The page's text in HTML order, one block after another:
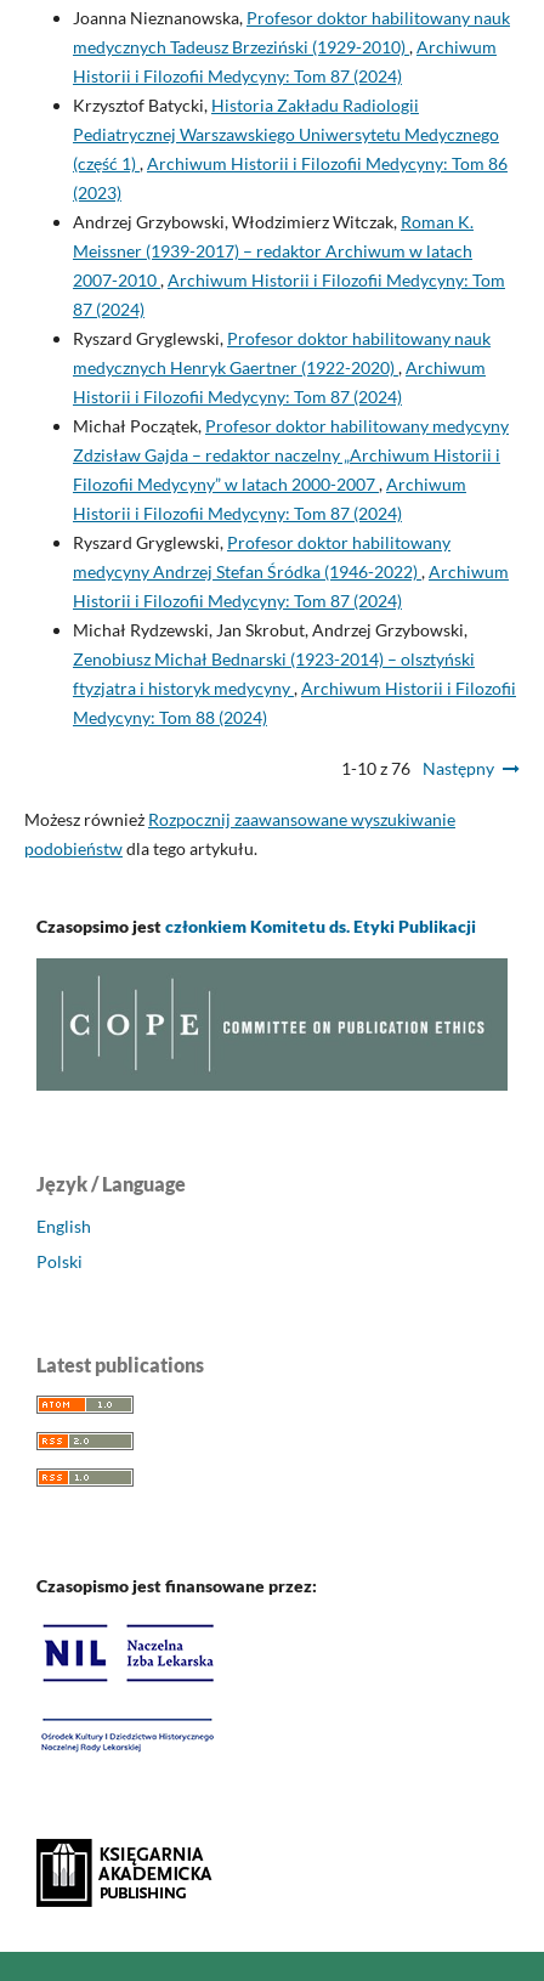
Joanna Nieznanowska, Profesor doktor habilitowany nauk
medycznych Tadeusz Brzeziński (1929-2010),Archiwum
Historii i Filozofii Medycyny: Tom 87 (2024)
Krzysztof Batycki, Historia Zakładu Radiologii
Pediatrycznej Warszawskiego Uniwersytetu Medycznego
(część 1),Archiwum Historii i Filozofii Medycyny: Tom 86
(2023)
Andrzej Grzybowski, Włodzimierz Witczak, Roman K.
Meissner (1939-2017) – redaktor Archiwum w latach
2007-2010,Archiwum Historii i Filozofii Medycyny: Tom
87 (2024)
Ryszard Gryglewski, Profesor doktor habilitowany nauk
medycznych Henryk Gaertner (1922-2020),Archiwum
Historii i Filozofii Medycyny: Tom 87 (2024)
Michał Początek, Profesor doktor habilitowany medycyny
Zdzisław Gajda – redaktor naczelny „Archiwum Historii i
Filozofii Medycyny” w latach 2000-2007,Archiwum
Historii i Filozofii Medycyny: Tom 87 (2024)
Ryszard Gryglewski, Profesor doktor habilitowany
medycyny Andrzej Stefan Śródka (1946-2022),Archiwum
Historii i Filozofii Medycyny: Tom 87 (2024)
Michał Rydzewski, Jan Skrobut, Andrzej Grzybowski,
Zenobiusz Michał Bednarski (1923-2014) – olsztyński
ftyzjatra i historyk medycyny,Archiwum Historii i Filozofii
Medycyny: Tom 88 (2024)
1-10 z 76 Następny
Możesz również Rozpocznij zaawansowane wyszukiwanie
podobieństwdla tego artykułu.
Czasopsimo jestczłonkiem Komitetu ds. Etyki Publikacji
Język / Language
English
Polski
Latest publications
Czasopismo jest finansowane przez: